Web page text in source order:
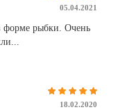
05.04.2021
форме рыбки. Очень
18.02.2020